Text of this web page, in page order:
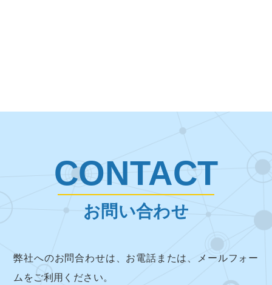
CONTACT
お問い合わせ
弊社へのお問合わせは、お電話または、メールフォー
ムをご利用ください。